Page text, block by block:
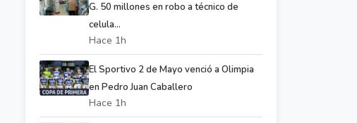
G. 50 millones en robo a técnico de
celula...
Hace 1h
El Sportivo 2 de Mayo venció a Olimpia
en Pedro Juan Caballero
Hace 1h